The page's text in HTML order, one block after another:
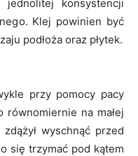
jednolitej konsystencji
Klej powinien być
podłoża oraz płytek.
przy pomocy pacy
równomiernie na małej
wyschnąć przed
się trzymać pod kątem